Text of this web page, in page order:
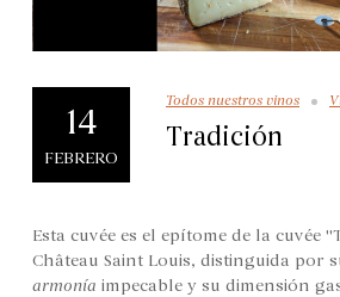
14
FEBRERO
Todos nuestros vinos
Tradición
Esta cuvée es el epítome de la cuvée
Château Saint Louis, distinguida por
armonía impecable y su dimensión